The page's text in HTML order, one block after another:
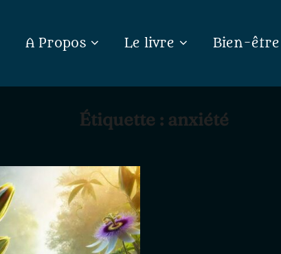
A Propos Le livre Bien-être
Étiquette : anxiété